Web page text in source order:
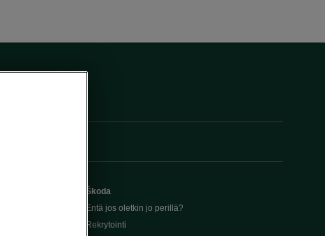
Škoda
Entä jos oletkin jo perillä?
Rekrytointi